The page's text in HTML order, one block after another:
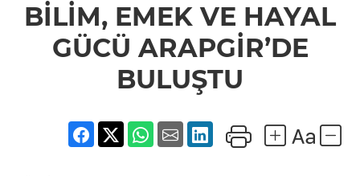
GÜCÜ
ARAPGİR’DE
BİLİM, EMEK VE HAYAL
GÜCÜ ARAPGİR’DE
BULUŞTU